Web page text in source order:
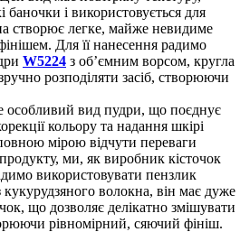
баночки і використовується для
створює легке, майже невидиме
Для її нанесення радимо
W5224 з об’ємним ворсом, кругла
розподіляти засіб, створюючи
особливий вид пудри, що поєднує
кольору та надання шкірі
мірою відчути переваги
ми, як виробник кісточок
використовувати пензлик
волокна, він має дуже
що дозволяє делікатно змішувати
рівномірний, сяючий фініш.